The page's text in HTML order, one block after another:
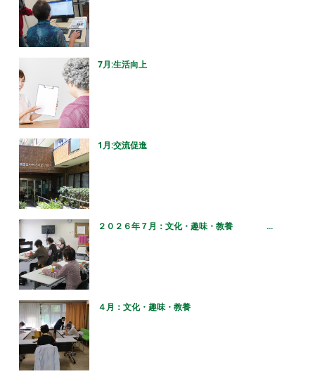
7月:生活向上
1月:交流促進
２０２６年７月：文化・趣味・教養 ...
４月：文化・趣味・教養